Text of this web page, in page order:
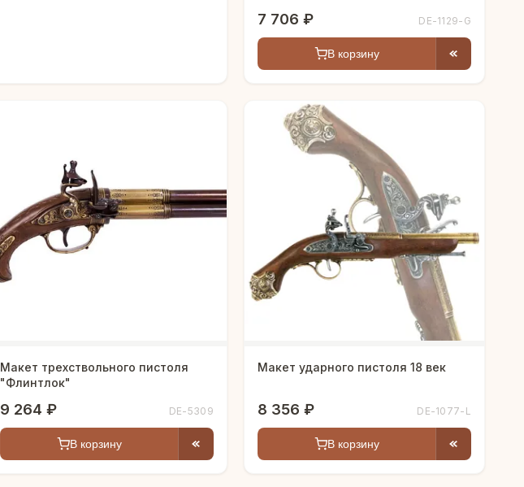
7 706 ₽ DE-1129-G
В корзину
Макет трехствольного пистоля
"Флинтлок"
9 264 ₽ DE-5309
В корзину
Макет ударного пистоля 18 век
8 356 ₽ DE-1077-L
В корзину